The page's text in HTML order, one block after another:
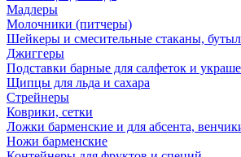
Мадлеры
Молочники (питчеры)
Шейкеры и смесительные стаканы,
Джиггеры
Подставки барные для салфеток и
Щипцы для льда и сахара
Стрейнеры
Коврики, сетки
Ложки барменские и для абсента,
Ножи барменские